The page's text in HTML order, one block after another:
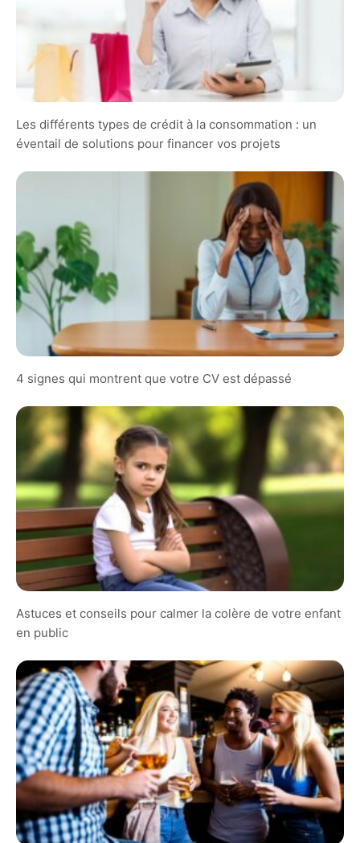
Les différents types de crédit à la consommation : un
éventail de solutions pour financer vos projets
4 signes qui montrent que votre CV est dépassé
Astuces et conseils pour calmer la colère de votre enfant
en public